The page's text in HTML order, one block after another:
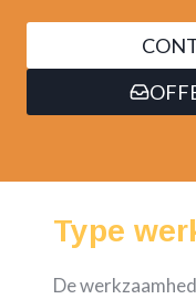
Type
De